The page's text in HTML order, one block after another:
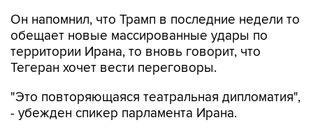
Он напомнил, что Трамп в последние недели то
обещает новые массированные удары по
территории Ирана, то вновь говорит, что
Тегеран хочет вести переговоры.
"Это повторяющаяся театральная дипломатия",
- убежден спикер парламента Ирана.